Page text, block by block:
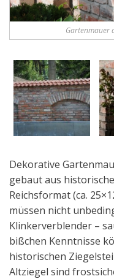
Gartenmauer
Dekorative
gebaut aus
Reichsformat (ca.
müssen nicht
Klinkerverblender –
bißchen Kenntnisse
historischen
Altziegel sind